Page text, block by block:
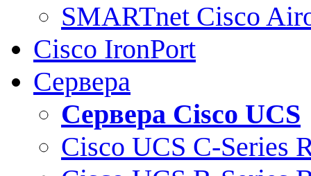
SMARTnet Cisco
Cisco IronPort
Сервера
Сервера Cisco UCS
Cisco UCS C-Series